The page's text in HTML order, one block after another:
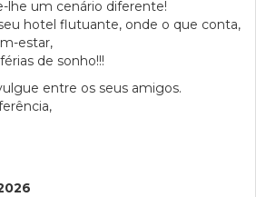
lhe um cenário diferente!
hotel flutuante, onde o que conta,
estar,
de sonho!!!
entre os seus amigos.